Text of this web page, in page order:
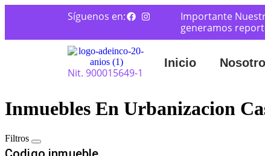
Síguenos en:
Importante
generamos
Nit. 900015649-1
Inicio
Inmuebles En Urbanizacion
Filtros